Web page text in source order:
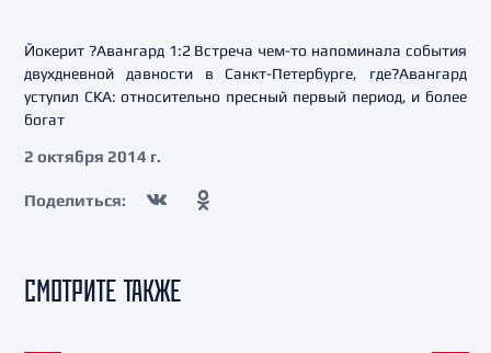
Йокерит ?Авангард 1:2 Встреча чем-то напоминала события
двухдневной давности в Санкт-Петербурге, где?Авангард
уступил СКА: относительно пресный первый период, и более
богат
2 октября 2014 г.
Поделиться:
СМОТРИТЕ ТАКЖЕ